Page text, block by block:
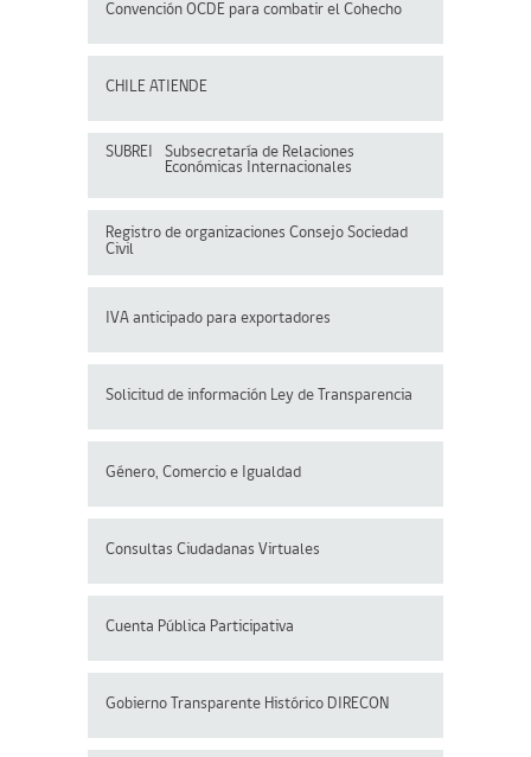
Convención OCDE para combatir el Cohecho
CHILE ATIENDE
SUBREI
Subsecretaría de Relaciones
Económicas Internacionales
Registro de organizaciones Consejo Sociedad
Civil
IVA anticipado para exportadores
Solicitud de información Ley de Transparencia
Género, Comercio e Igualdad
Consultas Ciudadanas Virtuales
Cuenta Pública Participativa
Gobierno Transparente Histórico DIRECON